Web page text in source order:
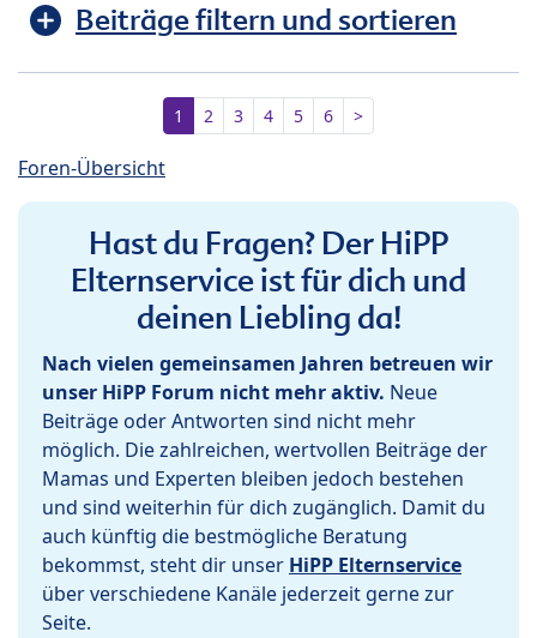
Beiträge filtern und sortieren
1 2 3 4 5 6 >
Foren-Übersicht
Hast du Fragen? Der HiPP
Elternservice ist für dich und
deinen Liebling da!
Nach vielen gemeinsamen Jahren betreuen wir
unser HiPP Forum nicht mehr aktiv. Neue
Beiträge oder Antworten sind nicht mehr
möglich. Die zahlreichen, wertvollen Beiträge der
Mamas und Experten bleiben jedoch bestehen
und sind weiterhin für dich zugänglich. Damit du
auch künftig die bestmögliche Beratung
bekommst, steht dir unser HiPP Elternservice
über verschiedene Kanäle jederzeit gerne zur
Seite.